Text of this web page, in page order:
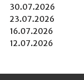
30.07.2026
23.07.2026
16.07.2026
12.07.2026